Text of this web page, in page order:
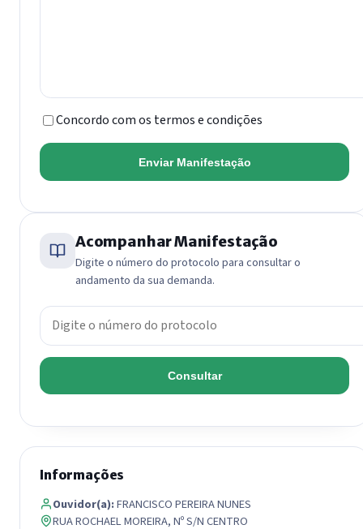
Concordo com os termos e condições
Enviar Manifestação
Acompanhar Manifestação
Digite o número do protocolo para consultar o
andamento da sua demanda.
Número do protocolo
Consultar
Informações
Ouvidor(a):FRANCISCO PEREIRA NUNES
RUA ROCHAEL MOREIRA, Nº S/N CENTRO